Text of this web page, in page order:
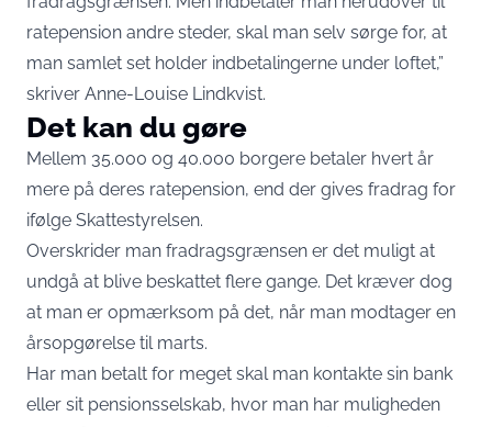
ratepension andre steder, skal man selv sørge for, at
man samlet set holder indbetalingerne under loftet,”
skriver Anne-Louise Lindkvist.
Det kan du gøre
Mellem 35.000 og 40.000 borgere betaler hvert år
mere på deres ratepension, end der gives fradrag for
ifølge Skattestyrelsen.
Overskrider man fradragsgrænsen er det muligt at
undgå at blive beskattet flere gange. Det kræver dog
at man er opmærksom på det, når man modtager en
årsopgørelse til marts.
Har man betalt for meget skal man kontakte sin bank
eller sit pensionsselskab, hvor man har muligheden